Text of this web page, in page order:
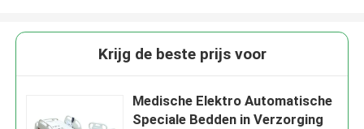
Krijg de beste prijs voor
Medische Elektro Automatische
Speciale Bedden in Verzorging